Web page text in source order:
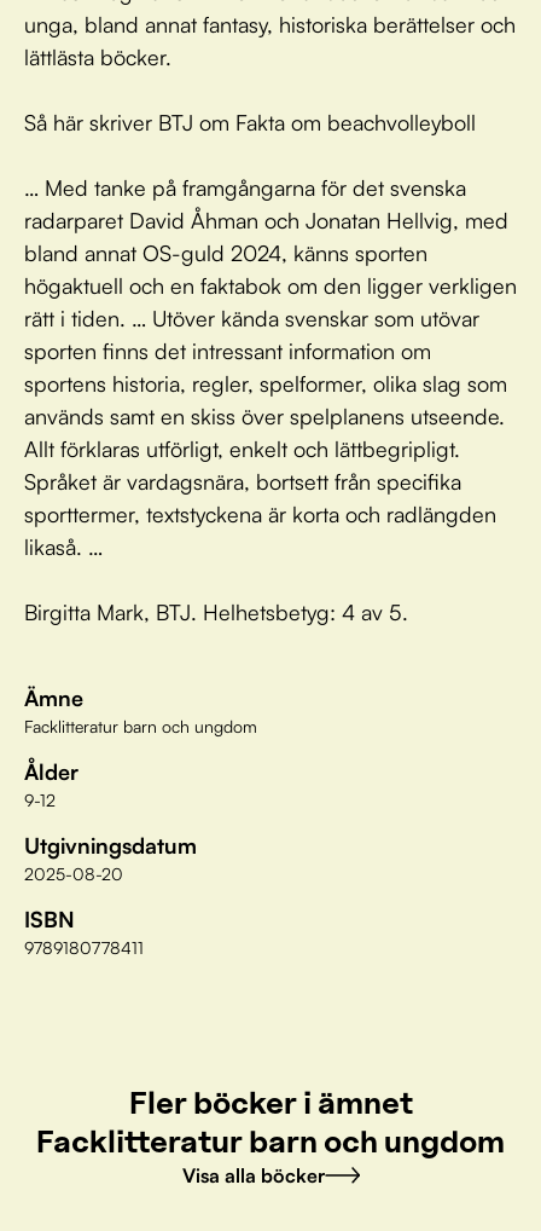
unga, bland annat fantasy, historiska berättelser och
lättlästa böcker.
Så här skriver BTJ om Fakta om beachvolleyboll
… Med tanke på framgångarna för det svenska
radarparet David Åhman och Jonatan Hellvig, med
bland annat OS-guld 2024, känns sporten
högaktuell och en faktabok om den ligger verkligen
rätt i tiden. … Utöver kända svenskar som utövar
sporten finns det intressant information om
sportens historia, regler, spelformer, olika slag som
används samt en skiss över spelplanens utseende.
Allt förklaras utförligt, enkelt och lättbegripligt.
Språket är vardagsnära, bortsett från specifika
sporttermer, textstyckena är korta och radlängden
likaså. …
Birgitta Mark, BTJ. Helhetsbetyg: 4 av 5.
Ämne
Facklitteratur barn och ungdom
Ålder
9-12
Utgivningsdatum
2025-08-20
ISBN
9789180778411
Fler böcker i ämnet
Facklitteratur barn och ungdom
Visa alla böcker